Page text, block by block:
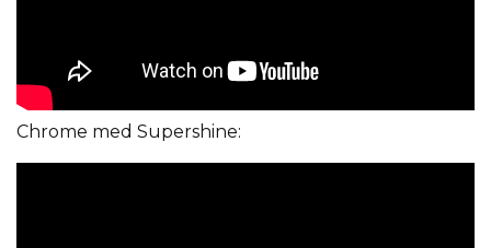
Chrome med Supershine: